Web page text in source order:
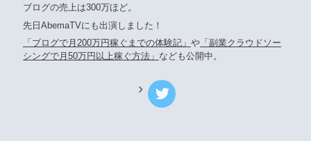
ブログの売上は300万ほど。
先日AbemaTVにも出演しました！
「ブログで月200万円稼ぐまでの体験記」 や「副業クラウドソー
シングで月50万円以上稼ぐ方法」 なども公開中。